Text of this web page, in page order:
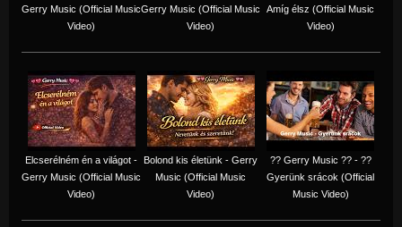
Gerry Music (Official Music
Video)
Gerry Music (Official Music
Video)
Amíg élsz (Official Music
Video)
Elcserélném én a világot -
Gerry Music (Official Music
Video)
Bolond kis életünk - Gerry
Music (Official Music
Video)
?? Gerry Music ?? - ??
Gyerünk srácok (Official
Music Video)